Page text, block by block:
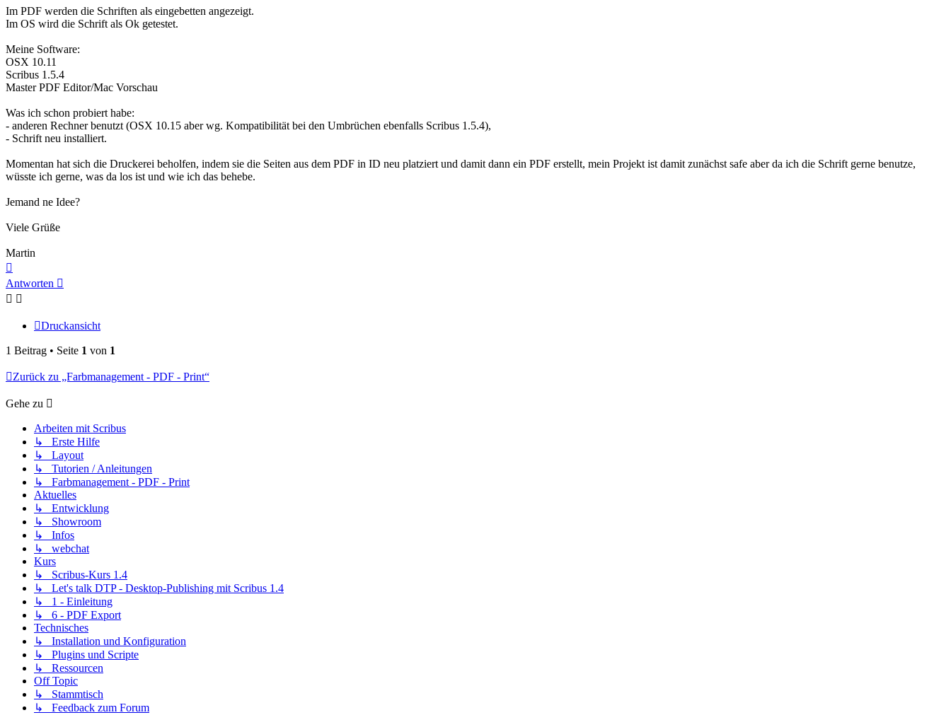
Im PDF werden die Schriften als eingebetten angezeigt.
Im OS wird die Schrift als Ok getestet.
Meine Software:
OSX 10.11
Scribus 1.5.4
Master PDF Editor/Mac Vorschau
Was ich schon probiert habe:
- anderen Rechner benutzt (OSX 10.15 aber wg. Kompatibilität bei den Umbrüchen ebenfalls Scribus 1.5.4),
- Schrift neu installiert.
Momentan hat sich die Druckerei beholfen, indem sie die Seiten aus dem PDF in ID neu platziert und damit dann ein PDF erstellt, mein Projekt ist damit zunächst safe aber da ich die Schrift gerne benutze,
wüsste ich gerne, was da los ist und wie ich das behebe.
Jemand ne Idee?
Viele Grüße
Martin
oben
Antworten
Druckansicht
1 Beitrag • Seite 1 von 1
Zurück zu „Farbmanagement - PDF - Print“
Gehe zu
Arbeiten mit Scribus
↳ Erste Hilfe
↳ Layout
↳ Tutorien / Anleitungen
↳ Farbmanagement - PDF - Print
Aktuelles
↳ Entwicklung
↳ Showroom
↳ Infos
↳ webchat
Kurs
↳ Scribus-Kurs 1.4
↳ Let's talk DTP - Desktop-Publishing mit Scribus 1.4
↳ 1 - Einleitung
↳ 6 - PDF Export
Technisches
↳ Installation und Konfiguration
↳ Plugins und Scripte
↳ Ressourcen
Off Topic
↳ Stammtisch
↳ Feedback zum Forum